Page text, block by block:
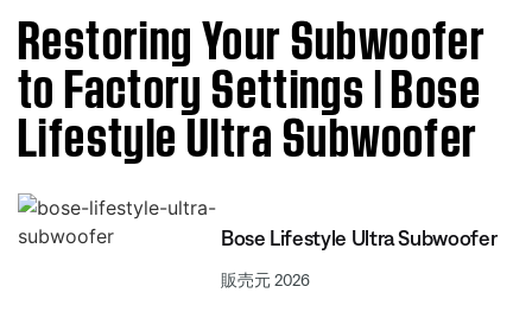
Restoring Your Subwoofer
to Factory Settings | Bose
Lifestyle Ultra Subwoofer
Bose Lifestyle Ultra Subwoofer
販売元 2026